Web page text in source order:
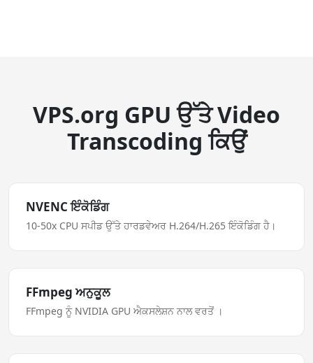
VPS.org GPU ਉੱਤੇ Video
Transcoding ਕਿਉਂ
NVENC ਇੰਕੋਡਿੰਗ
10-50x CPU ਸਪੀਡ ਉੱਤੇ ਹਾਰਡਵੇਅਰ H.264/H.265 ਇੰਕੋਡਿੰਗ ਹੈ।
FFmpeg ਅਨੁਕੂਲ
FFmpeg ਨੂੰ NVIDIA GPU ਐਕਸਲੇਸ਼ਨ ਨਾਲ ਵਰਤੋਂ ।